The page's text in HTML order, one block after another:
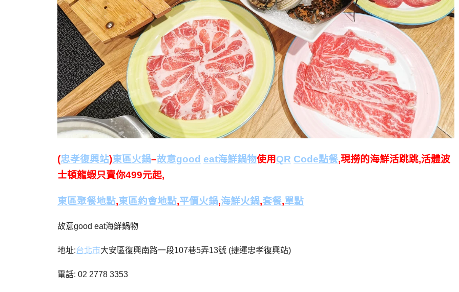
(忠孝復興站)東區火鍋–故意good eat海鮮鍋物使用QR Code點餐,現撈的海鮮活跳跳,活體波
士頓龍蝦只賣你499元起,
東區聚餐地點,東區約會地點,平價火鍋,海鮮火鍋,套餐,單點
故意good eat海鮮鍋物
地址:台北市大安區復興南路一段107巷5弄13號 (捷運忠孝復興站)
電話: 02 2778 3353